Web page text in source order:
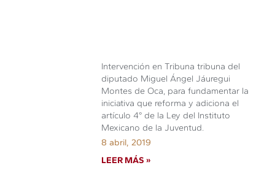
Intervención en Tribuna tribuna del
diputado Miguel Ángel Jáuregui
Montes de Oca, para fundamentar la
iniciativa que reforma y adiciona el
artículo 4° de la Ley del Instituto
Mexicano de la Juventud.
8 abril, 2019
LEER MÁS »